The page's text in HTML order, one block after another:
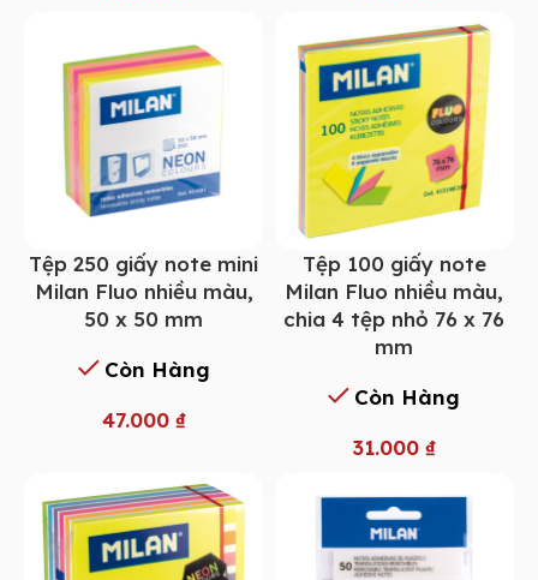
Tệp 250 giấy note mini
Milan Fluo nhiều màu,
50 x 50 mm
Còn Hàng
47.000 ₫
Tệp 100 giấy note
Milan Fluo nhiều màu,
chia 4 tệp nhỏ 76 x 76
mm
Còn Hàng
31.000₫